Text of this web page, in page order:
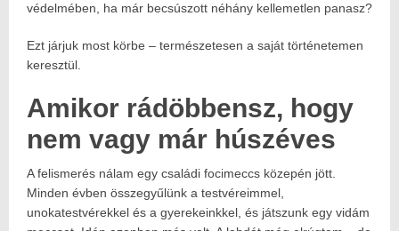
védelmében, ha már becsúszott néhány kellemetlen panasz?
Ezt járjuk most körbe – természetesen a saját történetemen
keresztül.
Amikor rádöbbensz, hogy
nem vagy már húszéves
A felismerés nálam egy családi focimeccs közepén jött.
Minden évben összegyűlünk a testvéreimmel,
unokatestvérekkel és a gyerekeinkkel, és játszunk egy vidám